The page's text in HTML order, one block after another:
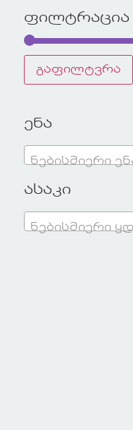
ფილტრაცია
გაფილტვრა
ენა
ნებისმიერი
ასაკი
ნებისმიერი